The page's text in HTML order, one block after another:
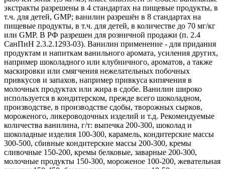
экстракты разрешены в 4 стандартах на пищевые продукты, в
т.ч. для детей, GMP; ванилин разрешён в 8 стандартах на
пищевые продукты, в т.ч. для детей, в количестве до 70 мг/кг
или GMP. В РФ разрешен для розничной продажи (п. 2.4
СанПиН 2.3.2.1293-03). Ванилин применение - для придания
продуктам и напиткам ванильного аромата, усиления других,
например шоколадного или клубничного, ароматов, а также
маскировки или смягчения нежелательных побочных
привкусов и запахов, например привкуса кипячения в
молочных продуктах или жира в сдобе. Ванилин широко
используется в кондитерском, прежде всего шоколадном,
производстве, в производстве сдобы, творожных сырков,
мороженого, ликероводочных изделий и т.д. Рекомендуемые
количества ванилина, г/т: выпечка 200-300, шоколад и
шоколадные изделия 100-300, карамель, кондитерские массы
300-500, сбивные кондитерские массы 200-300, кремы
сливочные 150-200, кремы белковые, заварные 200-300,
молочные продукты 150-300, мороженое 100-200, жевательная